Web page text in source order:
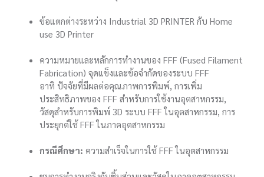
ข้อแตกต่างระหว่าง Industrial 3D PRINTER กับ Home
use 3D Printer
ความหมายและหลักการทำงานของ FFF (Fused Filament
Fabrication) จุดแข็งและข้อจำกัดของระบบ FFF
อาทิ ปัจจัยที่มีผลต่อคุณภาพการพิมพ์, การเพิ่ม
ประสิทธิภาพของ FFF สำหรับการใช้งานอุตสาหกรรม,
วัสดุสำหรับการพิมพ์ 3D ระบบ FFF ในอุตสาหกรรม, การ
ประยุกต์ใช้ FFF ในภาคอุตสาหกรรม
กรณีศึกษา: ความสำเร็จในการใช้ FFF ในอุตสาหกรรม